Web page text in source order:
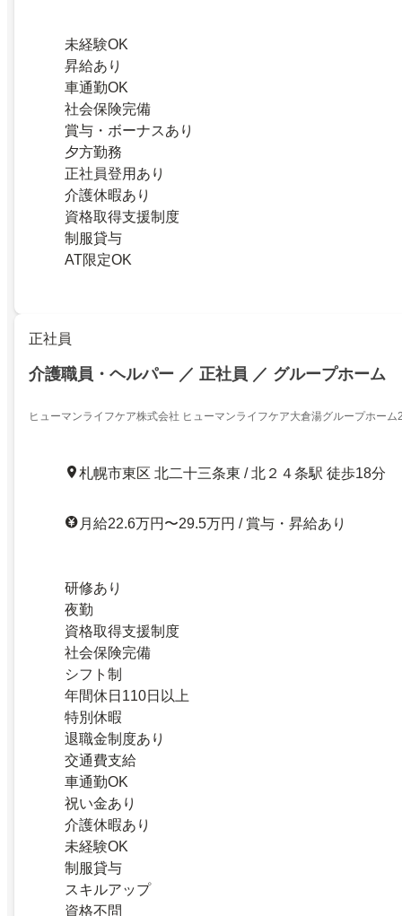
未経験OK
昇給あり
車通勤OK
社会保険完備
賞与・ボーナスあり
夕方勤務
正社員登用あり
介護休暇あり
資格取得支援制度
制服貸与
AT限定OK
正社員
介護職員・ヘルパー ／ 正社員 ／ グループホーム
ヒューマンライフケア株式会社 ヒューマンライフケア大倉湯グループホーム
札幌市東区 北二十三条東 / 北２４条駅 徒歩18分
月給22.6万円〜29.5万円 / 賞与・昇給あり
研修あり
夜勤
資格取得支援制度
社会保険完備
シフト制
年間休日110日以上
特別休暇
退職金制度あり
交通費支給
車通勤OK
祝い金あり
介護休暇あり
未経験OK
制服貸与
スキルアップ
資格不問